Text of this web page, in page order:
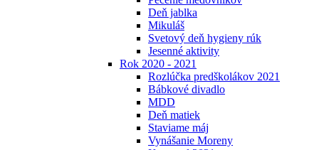
Deň jablka
Mikuláš
Svetový deň hygieny rúk
Jesenné aktivity
Rok 2020 - 2021
Rozlúčka predškolákov 2021
Bábkové divadlo
MDD
Deň matiek
Staviame máj
Vynášanie Moreny